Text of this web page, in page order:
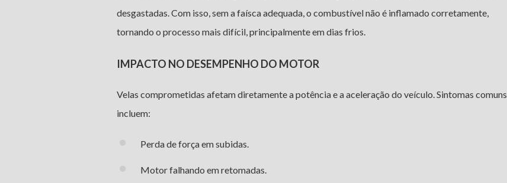
desgastadas. Com isso, sem a faísca adequada, o combustível não é inflamado corretamente,
tornando o processo mais difícil, principalmente em dias frios.
IMPACTO NO DESEMPENHO DO MOTOR
Velas comprometidas afetam diretamente a potência e a aceleração do veículo. Sintomas comuns
incluem:
Perda de força em subidas.
Motor falhando em retomadas.